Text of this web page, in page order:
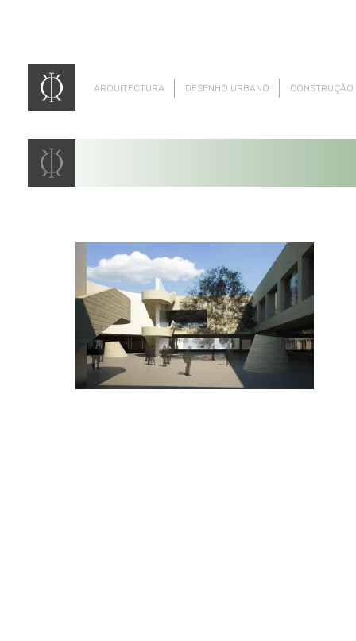
ARQUITECTURA DESENHO URBANO CONSTRUÇÃO